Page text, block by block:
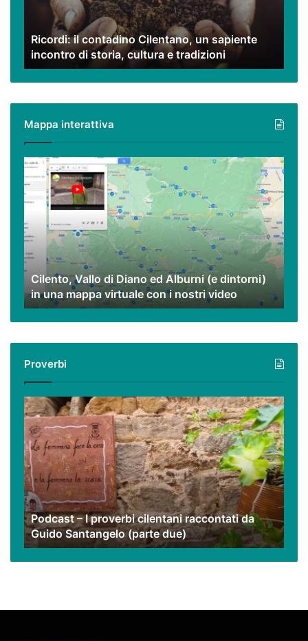
incontro
storia,
cultura
e
tradizioni
Ricordi: il contadino Cilentano, un sapiente
incontro di storia, cultura e tradizioni
Mappa interattiva
Cilento,
Vallo
di
Diano
ed
Alburni
(e
dintorni)
una
mappa
virtuale
nostri
video
Cilento, Vallo di Diano ed Alburni (e dintorni)
in una mappa virtuale con i nostri video
Proverbi
Podcast
–
I
proverbi
cilentani
raccontati
da
Guido
Santangelo
(parte
due)
Podcast – I proverbi cilentani raccontati da
Guido Santangelo (parte due)